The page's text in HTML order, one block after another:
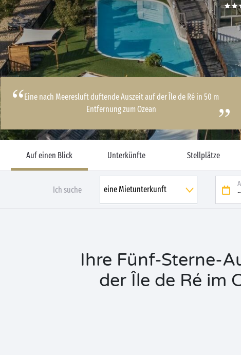
Eine nach Meeresluft duftende Auszeit auf der Île de Ré in 50 m
Entfernung zum Ozean
Auf einen Blick Unterkünfte Stellplätze
Ich suche
Ihre Fünf-Sterne-
der Île de Ré im